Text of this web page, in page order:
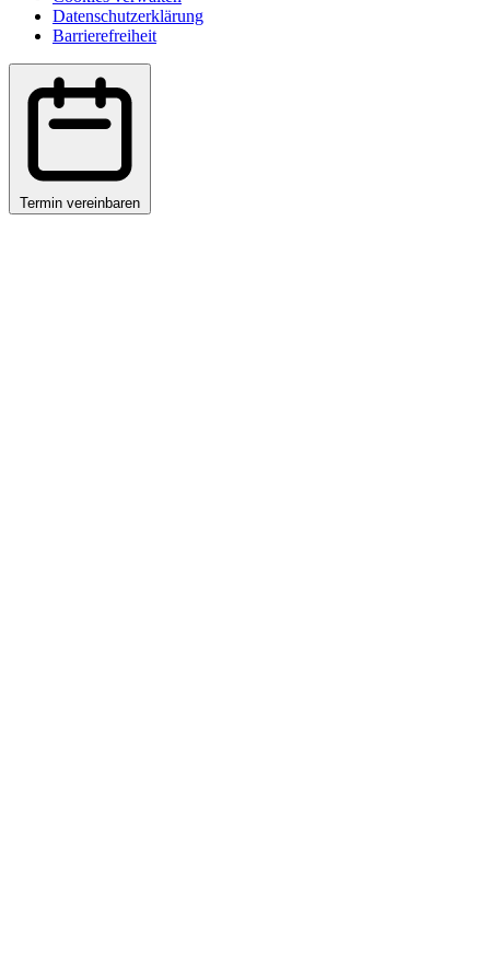
Datenschutzerklärung
Barrierefreiheit
Termin vereinbaren